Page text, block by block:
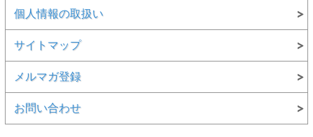
個人情報の取扱い
サイトマップ
メルマガ登録
お問い合わせ